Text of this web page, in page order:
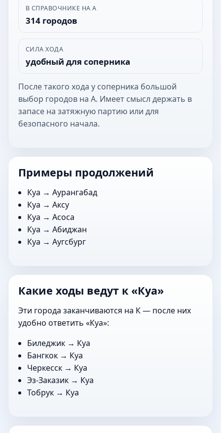
В СПРАВОЧНИКЕ НА А
314 городов
СИЛА ХОДА
удобный для соперника
После такого хода у соперника большой
выбор городов на А. Имеет смысл держать в
запасе на затяжную партию или для
безопасного начала.
Примеры продолжений
Куа →Аурангабад
Куа →Аксу
Куа →Асоса
Куа →Абиджан
Куа →Аугсбург
Какие ходы ведут к «Куа»
Эти города заканчиваются на К — после них
удобно ответить «Куа»:
Биледжик → Куа
Бангкок → Куа
Черкесск → Куа
Эз-Заказик → Куа
Тобрук → Куа